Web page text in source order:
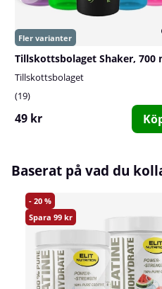
Tillskottsbolaget Shaker, 700
Tillskottsbolaget
19
49 kr
Baserat på vad du
20
99